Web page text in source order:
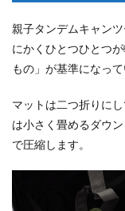
親子タンデムキャン
にかくひとつひとつ
もの」が基準になって
マットは二つ折りに
は小さく畳めるダウ
で圧縮します。